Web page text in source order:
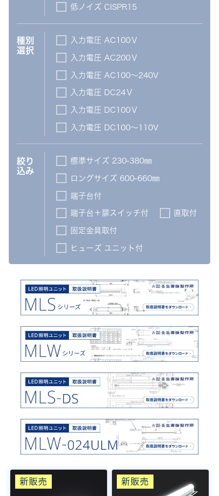
低ノイズ CISPR15
種別
選択
入力電圧 AC100Ⅴ
入力電圧 AC200Ⅴ
入力電圧 AC100～240V
入力電圧 DC24Ⅴ
入力電圧 DC100Ⅴ
入力電圧 DC100～110V
絞り
込み
標準サイズ 230-380㎜
ロングサイズ 600-660㎜
端子台付
端子台＋扉スイッチ付 直取付
固定金具取付
ヒューズ ユニット付
新販売 新販売